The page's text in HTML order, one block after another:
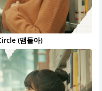
(맴돌아)